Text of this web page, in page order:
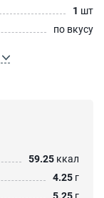
1 шт
по вкусу
59.25 ккал
4.25 г